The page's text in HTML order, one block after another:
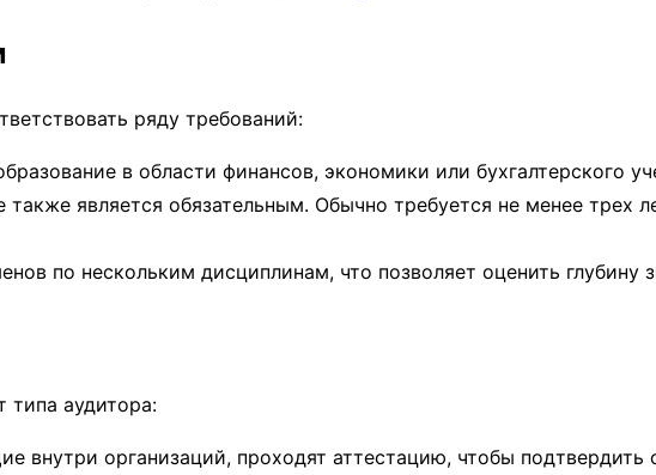
ряду требований:
в области финансов, экономики или бухгалтерского
является обязательным. Обычно требуется не менее трех
по нескольким дисциплинам, что позволяет оценить глубину
типа аудитора:
внутри организаций, проходят аттестацию, чтобы подтвердить